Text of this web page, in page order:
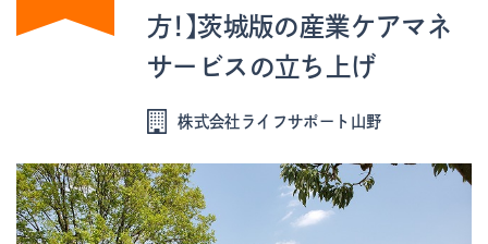
方！】茨城版の産業ケアマネ
サービスの立ち上げ
株式会社ライフサポート山野